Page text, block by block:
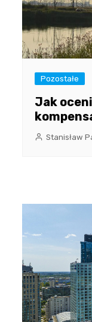
Pozostałe
Jak
Stanisław